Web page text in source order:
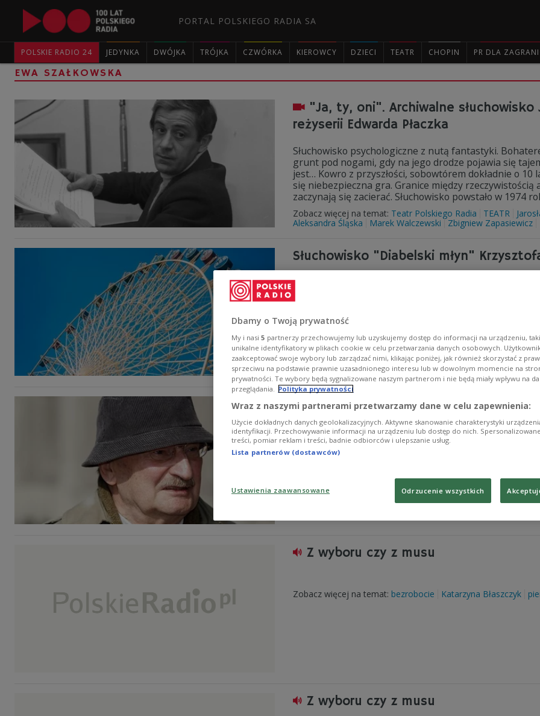
PORTAL POLSKIEGO RADIA SA
POLSKIE RADIO 24 JEDYNKA DWÓJKA TRÓJKA CZWÓRKA KIEROWCY DZIECI TEATR CHOPIN PR DLA
EWA SZAŁKOWSKA
"Ja, ty, oni". Archiwalne słuchowisko
reżyserii Edwarda Płaczka
Słuchowisko psychologiczne z nutą fantastyki.
grunt pod nogami, gdy na jego drodze pojawia się
jest… Kowro z przyszłości, sobowtórem dokładnie o
się niebezpieczna gra. Granice między
zaczynają się zacierać. Słuchowisko powstało w 1974
Zobacz więcej na temat: Teatr Polskiego Radia TEATR
Aleksandra Śląska
Marek Walczewski Zbigniew Zapasiewicz
Słuchowisko "Diabelski młyn"
W "Wieczorze ze słuchowiskiem" zaprasiliśmy na
Artur Żmijewski
"Na pełnym morzu" Sławomira Mrożka
Zapraszaliśmy na sobotni wieczór ze słuchowiskiem
wygłodniałych rozbitków i nic do zjedzenia. Co zrobić?
swoista kampania wyborcza, której wynik
jarosław gajewski
Z wyboru czy z musu
Zobacz więcej na temat: bezrobocie Katarzyna Błaszczyk
Z wyboru czy z musu
Dbamy o Twoją prywatność
My i nasi 5 partnerzy przechowujemy lub uzyskujemy dostęp do informacji na urządzeniu,
unikalne identyfikatory w plikach cookie w celu przetwarzania danych osobowych.
zaakceptować swoje wybory lub zarządzać nimi, klikając poniżej, jak również skorzystać z
sprzeciwu na podstawie prawnie uzasadnionego interesu lub w dowolnym momencie na
prywatności. Te wybory będą sygnalizowane naszym partnerom i nie będą miały wpływu na
przeglądania. Polityka prywatności
Wraz z naszymi partnerami przetwarzamy dane w celu zapewnienia:
Użycie dokładnych danych geolokalizacyjnych. Aktywne skanowanie charakterystyki
identyfikacji. Przechowywanie informacji na urządzeniu lub dostęp do nich.
treści, pomiar reklam i treści, badnie odbiorców i ulepszanie usług.
Lista partnerów (dostawców)
Ustawienia zaawansowane Odrzucenie wszystkich